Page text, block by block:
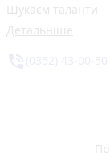
Шукаєм таланти
Детальніше